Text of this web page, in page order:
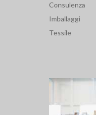
Consulenza
Imballaggi
Tessile